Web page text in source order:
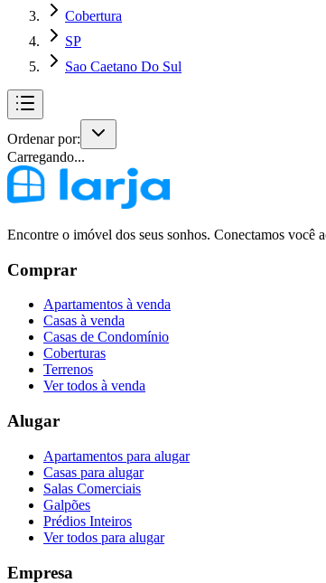
Cobertura
SP
Sao Caetano Do Sul
Ordenar por:
Carregando...
Encontre o imóvel dos seus sonhos. Conectamos você
Comprar
Apartamentos à venda
Casas à venda
Casas de Condomínio
Coberturas
Terrenos
Ver todos à venda
Alugar
Apartamentos para alugar
Casas para alugar
Salas Comerciais
Galpões
Prédios Inteiros
Ver todos para alugar
Empresa